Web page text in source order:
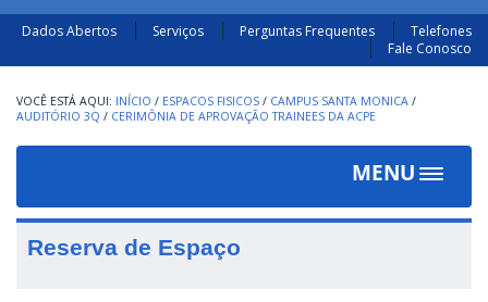
Dados Abertos Serviços Perguntas Frequentes
Telefones
Fale Conosco
INÍCIO / ESPACOS FISICOS / CAMPUS SANTA MONICA /
AUDITÓRIO 3Q / CERIMÔNIA DE APROVAÇÃO TRAINEES DA ACPE
MENU
Toggle
Reserva de Espaço